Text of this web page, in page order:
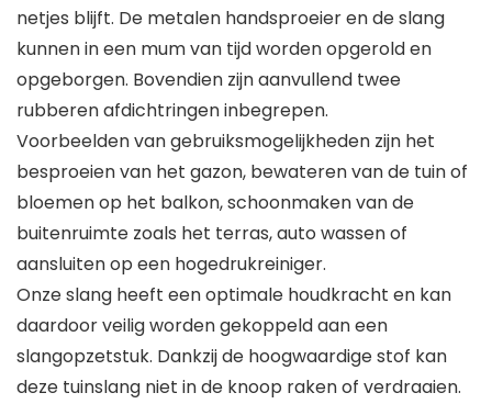
netjes blijft. De metalen handsproeier en de slang
kunnen in een mum van tijd worden opgerold en
opgeborgen. Bovendien zijn aanvullend twee
rubberen afdichtringen inbegrepen.
Voorbeelden van gebruiksmogelijkheden zijn het
besproeien van het gazon, bewateren van de tuin of
bloemen op het balkon, schoonmaken van de
buitenruimte zoals het terras, auto wassen of
aansluiten op een hogedrukreiniger.
Onze slang heeft een optimale houdkracht en kan
daardoor veilig worden gekoppeld aan een
slangopzetstuk. Dankzij de hoogwaardige stof kan
deze tuinslang niet in de knoop raken of verdraaien.